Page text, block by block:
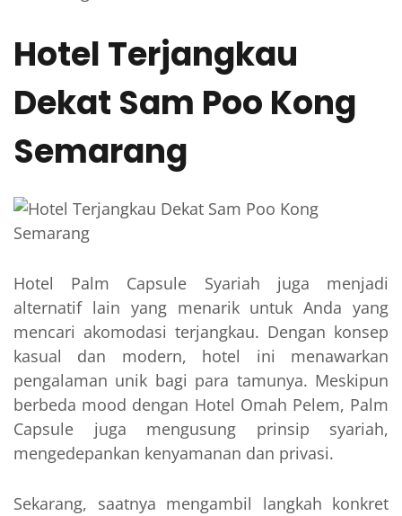
Hotel Terjangkau
Dekat Sam Poo Kong
Semarang
Hotel Palm Capsule Syariah juga menjadi
alternatif lain yang menarik untuk Anda yang
mencari akomodasi terjangkau. Dengan konsep
kasual dan modern, hotel ini menawarkan
pengalaman unik bagi para tamunya. Meskipun
berbeda mood dengan Hotel Omah Pelem, Palm
Capsule juga mengusung prinsip syariah,
mengedepankan kenyamanan dan privasi.
Sekarang, saatnya mengambil langkah konkret